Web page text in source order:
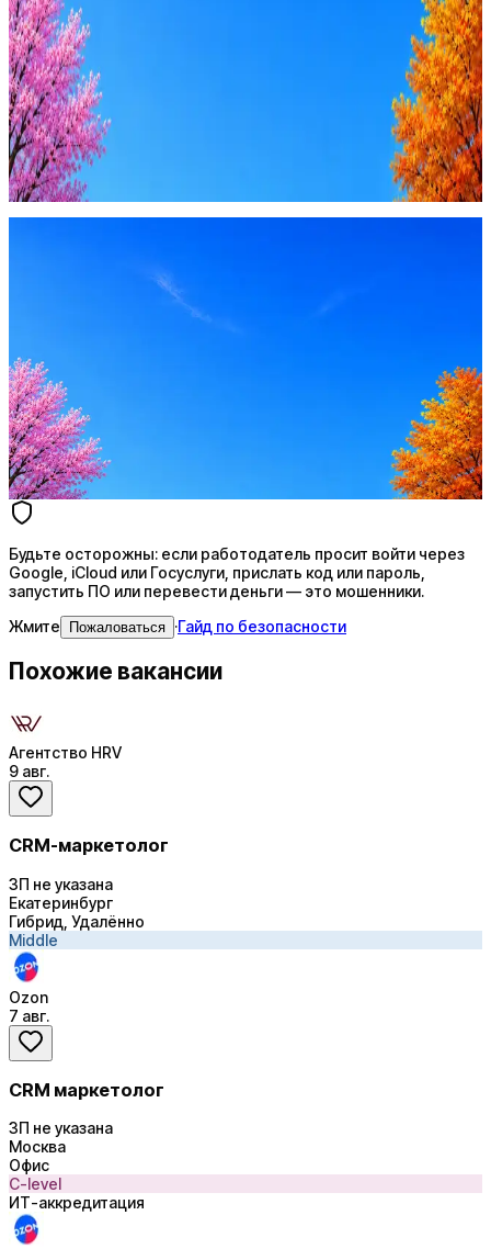
Будьте осторожны: если работодатель просит войти через
Google, iCloud или Госуслуги, прислать код или пароль,
запустить ПО или перевести деньги — это мошенники.
Жмите Пожаловаться
Стратегия поиска с AI: рынки, позиции, вилка, каналы
Будьте осторожны: если работодатель просит войти через
Google, iCloud или Госуслуги, прислать код или пароль,
запустить ПО или перевести деньги — это мошенники.
Жмите
Пожаловаться ·Гайд по безопасности
Похожие вакансии
Агентство HRV
9 авг.
CRM-маркетолог
ЗП не указана
Екатеринбург
Гибрид, Удалённо
Middle
Ozon
7 авг.
CRM маркетолог
ЗП не указана
Москва
Офис
C-level
ИТ-аккредитация